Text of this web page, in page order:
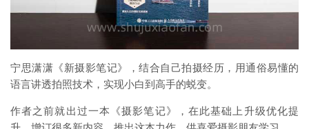
宁思潇潇《新摄影笔记》，结合自己拍摄经历，用通俗易懂的
语言讲透拍照技术，实现小白到高手的蜕变。
作者之前就出过一本《摄影笔记》，在此基础上升级优化提